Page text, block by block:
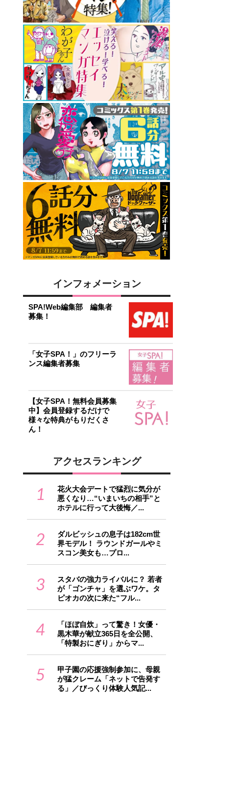
インフォメーション
SPA!Web編集部 編集者
募集！
「女子SPA！」のフリーラ
ンス編集者募集
【女子SPA！無料会員募集
中】会員登録するだけで
様々な特典がもりだくさ
ん！
アクセスランキング
1
花火大会デートで猛烈に気分が
悪くなり…“いまいちの相手”と
ホテルに行って大後悔／...
2
ダルビッシュの息子は182cm世
界モデル！ ラウンドガールやミ
スコン美女も…プロ...
3
スタバの強力ライバルに？ 若者
が「ゴンチャ」を選ぶワケ。タ
ピオカの次に来た“フル...
4
「ほぼ自炊」って驚き！女優・
黒木華が献立365日を全公開、
「特製おにぎり」からマ...
5
甲子園の応援強制参加に、母親
が猛クレーム「ネットで告発す
る」／びっくり体験人気記...